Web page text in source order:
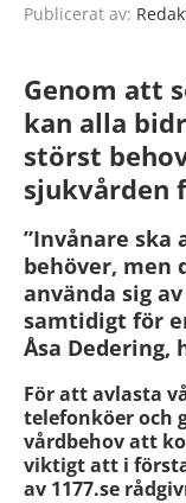
Publicerat av:
Genom att
kan alla
störst
sjukvården
”Invånare ska
behöver,
använda sig
samtidigt för
Åsa Dedering,
För att avlasta
telefonköer och
vårdbehov att
viktigt att i
av 1177.se